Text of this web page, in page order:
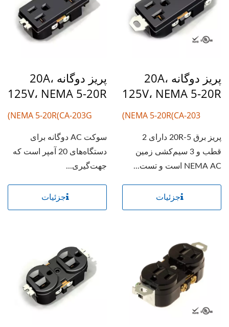
پریز دوگانه 20A،
125V، NEMA 5-20R
NEMA 5-20R(CA-203)
پریز برق 5-20R دارای 2
قطب و 3 سیم‌کشی زمین
NEMA AC است و تست...
جزئیات
پریز دوگانه 20A،
125V، NEMA 5-20R
NEMA 5-20R(CA-203G)
سوکت AC دوگانه برای
دستگاه‌های 20 آمپر است که
جهت‌گیری...
جزئیات